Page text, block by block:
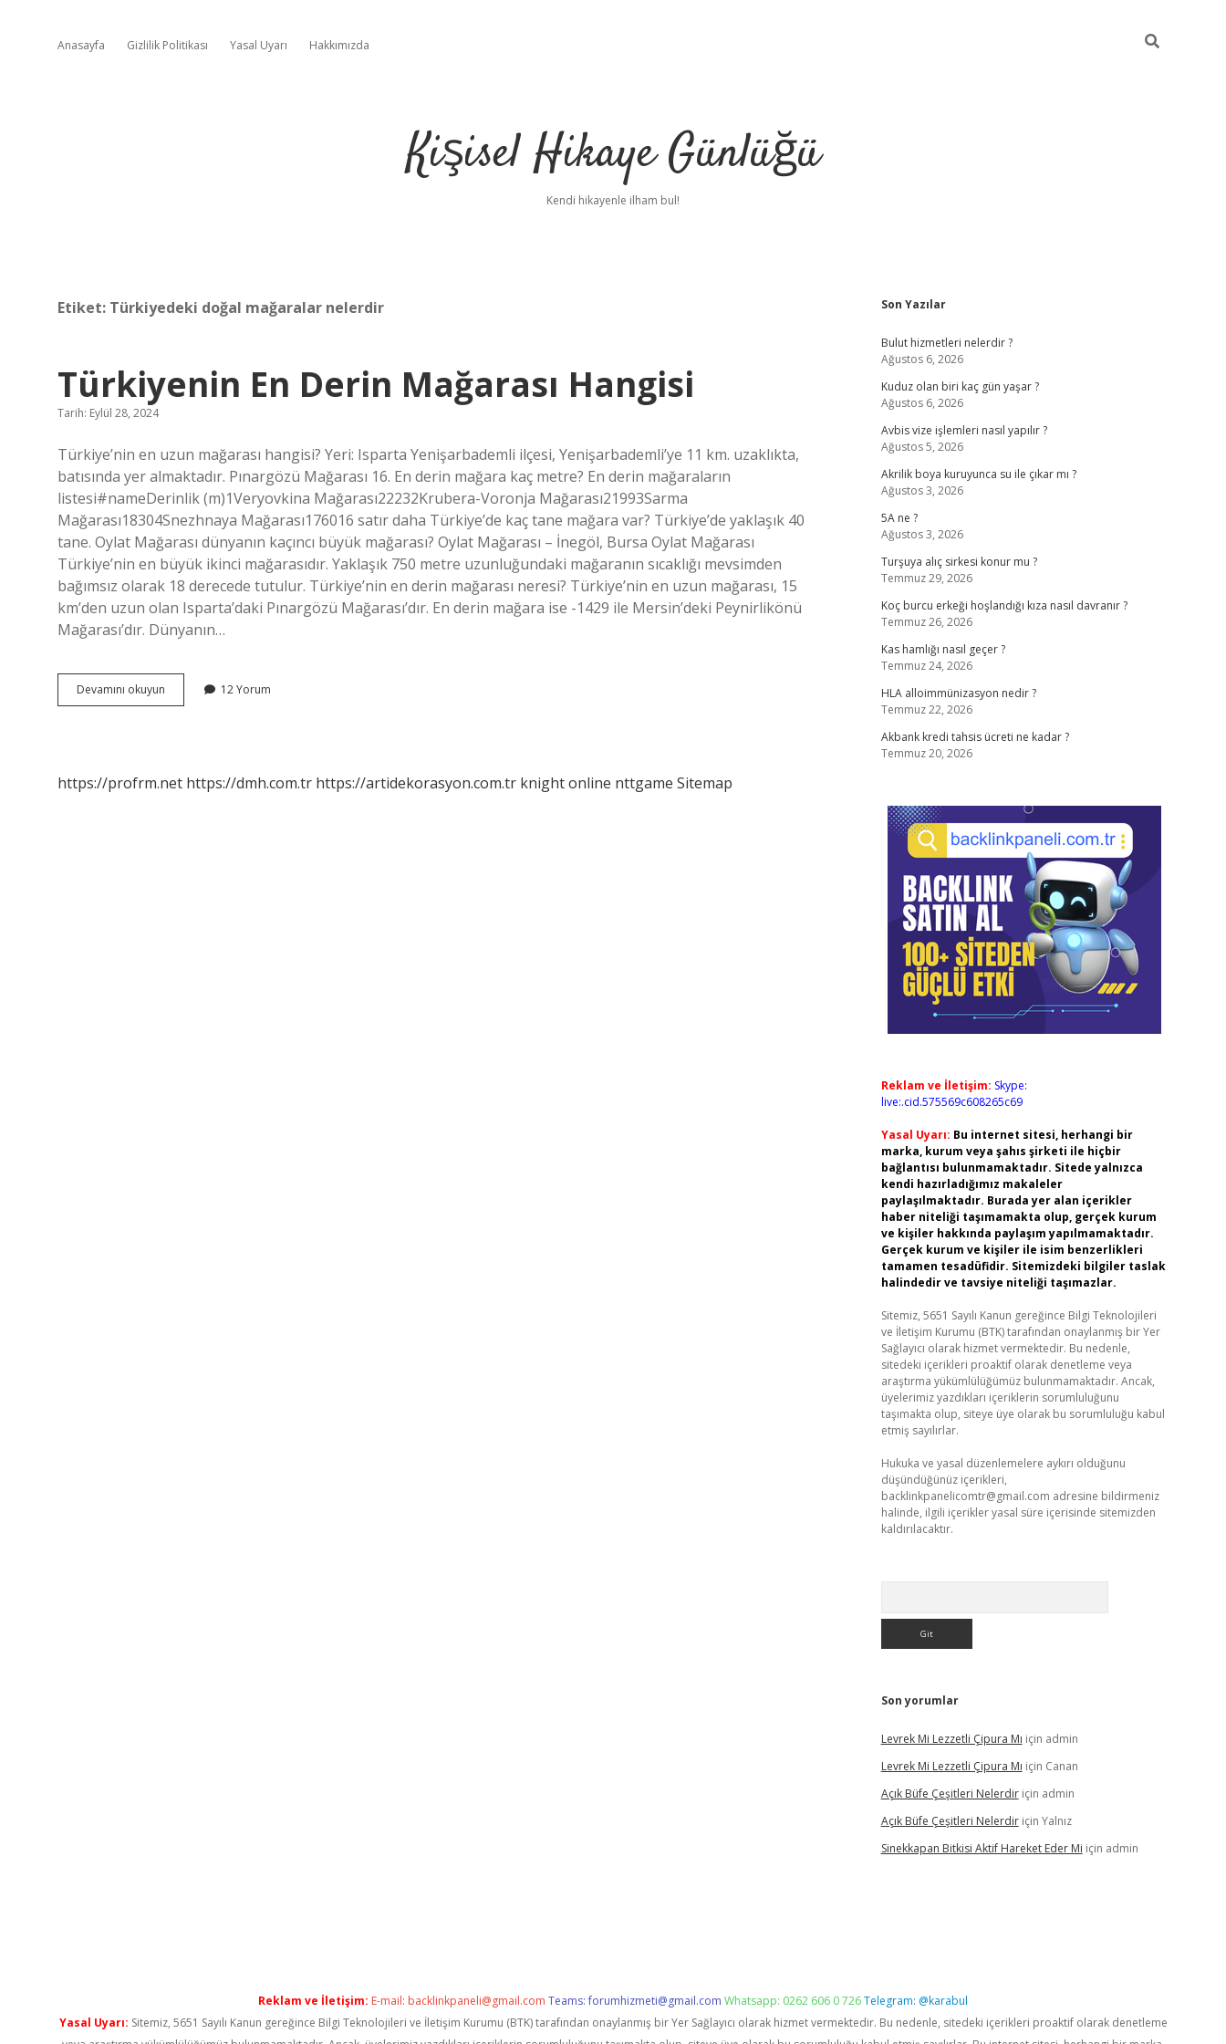
Anasayfa Gizlilik Politikası Yasal Uyarı Hakkımızda
Kişisel Hikaye Günlüğü
Kendi hikayenle ilham bul!
Etiket: Türkiyedeki doğal mağaralar nelerdir
Türkiyenin En Derin Mağarası Hangisi
Tarih: Eylül 28, 2024
Türkiye’nin en uzun mağarası hangisi? Yeri: Isparta Yenişarbademli ilçesi, Yenişarbademli’ye 11 km. uzaklıkta,
batısında yer almaktadır. Pınargözü Mağarası 16. En derin mağara kaç metre? En derin mağaraların
listesi#nameDerinlik (m)1Veryovkina Mağarası22232Krubera-Voronja Mağarası21993Sarma
Mağarası18304Snezhnaya Mağarası176016 satır daha Türkiye’de kaç tane mağara var? Türkiye’de yaklaşık 40
tane. Oylat Mağarası dünyanın kaçıncı büyük mağarası? Oylat Mağarası – İnegöl, Bursa Oylat Mağarası
Türkiye’nin en büyük ikinci mağarasıdır. Yaklaşık 750 metre uzunluğundaki mağaranın sıcaklığı mevsimden
bağımsız olarak 18 derecede tutulur. Türkiye’nin en derin mağarası neresi? Türkiye’nin en uzun mağarası, 15
km’den uzun olan Isparta’daki Pınargözü Mağarası’dır. En derin mağara ise -1429 ile Mersin’deki Peynirlikönü
Mağarası’dır. Dünyanın…
Devamını okuyun Türkiyenin
En
12 Yorum
https://profrm.net https://dmh.com.tr https://artidekorasyon.com.tr knight online nttgame Sitemap
Sidebar
Son Yazılar
Bulut hizmetleri nelerdir ?
Ağustos 6, 2026
Kuduz olan biri kaç gün yaşar ?
Ağustos 6, 2026
Avbis vize işlemleri nasıl yapılır ?
Ağustos 5, 2026
Akrilik boya kuruyunca su ile çıkar mı ?
Ağustos 3, 2026
5A ne ?
Ağustos 3, 2026
Turşuya alıç sirkesi konur mu ?
Temmuz 29, 2026
Koç burcu erkeği hoşlandığı kıza nasıl davranır ?
Temmuz 26, 2026
Kas hamlığı nasıl geçer ?
Temmuz 24, 2026
HLA alloimmünizasyon nedir ?
Temmuz 22, 2026
Akbank kredi tahsis ücreti ne kadar ?
Temmuz 20, 2026
Reklam ve İletişim: Skype:
live:.cid.575569c608265c69
Yasal Uyarı: Bu internet sitesi, herhangi bir
marka, kurum veya şahıs şirketi ile hiçbir
bağlantısı bulunmamaktadır. Sitede yalnızca
kendi hazırladığımız makaleler
paylaşılmaktadır. Burada yer alan içerikler
haber niteliği taşımamakta olup, gerçek kurum
ve kişiler hakkında paylaşım yapılmamaktadır.
Gerçek kurum ve kişiler ile isim benzerlikleri
tamamen tesadüfidir. Sitemizdeki bilgiler taslak
halindedir ve tavsiye niteliği taşımazlar.
Sitemiz, 5651 Sayılı Kanun gereğince Bilgi Teknolojileri
ve İletişim Kurumu (BTK) tarafından onaylanmış bir Yer
Sağlayıcı olarak hizmet vermektedir. Bu nedenle,
sitedeki içerikleri proaktif olarak denetleme veya
araştırma yükümlülüğümüz bulunmamaktadır. Ancak,
üyelerimiz yazdıkları içeriklerin sorumluluğunu
taşımakta olup, siteye üye olarak bu sorumluluğu kabul
etmiş sayılırlar.
Hukuka ve yasal düzenlemelere aykırı olduğunu
düşündüğünüz içerikleri,
backlinkpanelicomtr@gmail.com adresine bildirmeniz
halinde, ilgili içerikler yasal süre içerisinde sitemizden
kaldırılacaktır.
Son yorumlar
Levrek Mi Lezzetli Çipura Mı için admin
Levrek Mi Lezzetli Çipura Mı için Canan
Açık Büfe Çeşitleri Nelerdiriçin admin
Açık Büfe Çeşitleri Nelerdiriçin Yalnız
Sinekkapan Bitkisi Aktif Hareket Eder Mi için admin
Reklam ve İletişim: E-mail: backlinkpaneli@gmail.com Teams:forumhizmeti@gmail.com Whatsapp: 0262 606 0 726Telegram: @karabul
Yasal Uyarı: Sitemiz, 5651 Sayılı Kanun gereğince Bilgi Teknolojileri ve İletişim Kurumu (BTK) tarafından onaylanmış bir Yer Sağlayıcı olarak hizmet vermektedir. Bu nedenle, sitedeki içerikleri proaktif olarak denetleme